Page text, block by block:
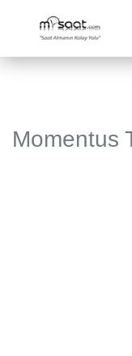
Momentus